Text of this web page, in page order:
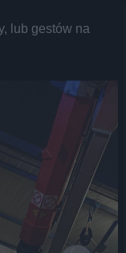
lub gestów na